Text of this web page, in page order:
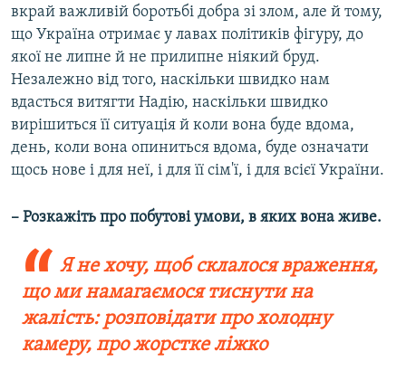
вкрай важливій боротьбі добра зі злом, але й тому,
що Україна отримає у лавах політиків фігуру, до
якої не липне й не прилипне ніякий бруд.
Незалежно від того, наскільки швидко нам
вдасться витягти Надію, наскільки швидко
вирішиться її ситуація й коли вона буде вдома,
день, коли вона опиниться вдома, буде означати
щось нове і для неї, і для її сім'ї, і для всієї України.
– Розкажіть про побутові умови, в яких вона живе.
Я не хочу, щоб склалося враження,
що ми намагаємося тиснути на
жалість: розповідати про холодну
камеру, про жорстке ліжко